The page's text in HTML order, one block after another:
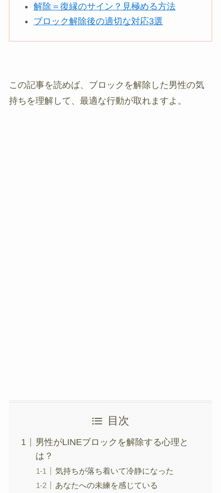
解除＝復縁のサイン？見極める方法
ブロック解除後の適切な対応3選
この記事を読めば、ブロックを解除した男性の気
持ちを理解して、最適な行動が取れますよ。
目次
男性がLINEブロックを解除する心理と
は？
気持ちが落ち着いて冷静になった
あなたへの未練を感じている